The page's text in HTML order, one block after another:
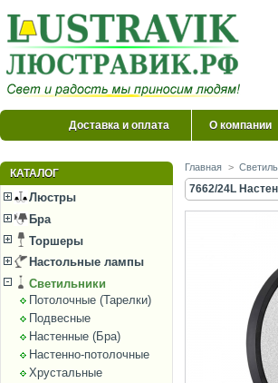
Доставка и оплата О компании
КАТАЛОГ
Люстры
Бра
Торшеры
Настольные лампы
Светильники
Потолочные (Тарелки)
Подвесные
Настенные (Бра)
Настенно-потолочные
Хрустальные
Главная >
7662/24L